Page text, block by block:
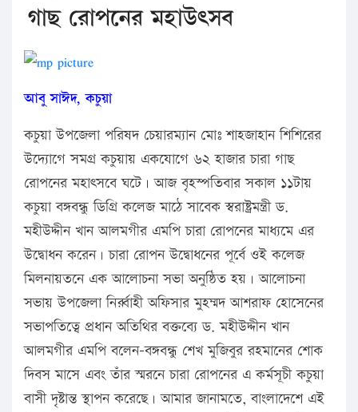
গাছ রোপনের মহাউৎসব
আবু সাঈদ, কচুয়া
কচুয়া উপজেলা পরিষদ চেয়ারম্যান মোঃ শাহজাহান শিশিরের
উদ্যোগে সমগ্র কচুয়ায় একযোগে ৬২ হাজার চারা গাছ
রোপনের মহাৎসবে ঘটে। আজ বৃহস্পতিবার সকাল ১১টায়
কচুয়া বঙ্গবন্ধু ডিগ্রি কলেজ মাঠে সাবেক স্বরাষ্ট্রমন্ত্রী ড.
মহীউদ্দীন খান আলমগীর এমপি চারা রোপনের মাধ্যমে এর
উদ্বোধন করেন। চারা রোপন উদ্বোধনের পূর্বে ওই কলেজ
মিলনায়তনে এক আলোচনা সভা অনুষ্ঠিত হয়। আলোচনা
সভায় উপজেলা নির্র্বাহী অফিসার মুহম্মদ আশরাফ হোসেনের
সভাপতিত্বে প্রধান অতিথির বক্তব্যে ড. মহীউদ্দীন খান
আলমগীর এমপি বলেন-বঙ্গবন্ধু শেখ মুজিবুর রহমানের শোক
দিবস মাসে এবং তাঁর স্মরনে চারা রোপনের এ কর্মসূচী কচুয়া
বাসী দৃষ্টান্ত স্থাপন করেছে। আমার জানামতে, বাংলাদেশে এই